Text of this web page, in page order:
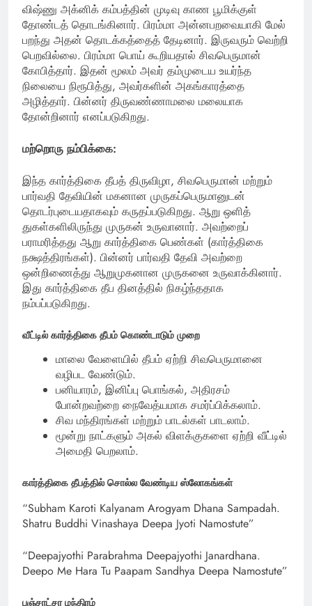
விஷ்ணு அக்னிக் கம்பத்தின் முடிவு காண பூமிக்குள்
தோண்டத் தொடங்கினார். பிரம்மா அன்னபறவையாகி மேல்
பறந்து அதன் தொடக்கத்தைத் தேடினார். இருவரும் வெற்றி
பெறவில்லை. பிரம்மா பொய் கூறியதால் சிவபெருமான்
கோபித்தார். இதன் மூலம் அவர் தம்முடைய உயர்ந்த
நிலையை நிரூபித்து, அவர்களின் அகங்காரத்தை
அழித்தார். பின்னர் திருவண்ணாமலை மலையாக
தோன்றினார் எனப்படுகிறது.
மற்றொரு நம்பிக்கை:
இந்த கார்த்திகை தீபத் திருவிழா, சிவபெருமான் மற்றும்
பார்வதி தேவியின் மகனான முருகப்பெருமானுடன்
தொடர்புடையதாகவும் கருதப்படுகிறது. ஆறு ஒளித்
துகள்களிலிருந்து முருகன் உருவானார். அவற்றைப்
பராமரித்தது ஆறு கார்த்திகை பெண்கள் (கார்த்திகை
நக்ஷத்திரங்கள்). பின்னர் பார்வதி தேவி அவற்றை
ஒன்றிணைத்து ஆறுமுகனான முருகனை உருவாக்கினார்.
இது கார்த்திகை தீப தினத்தில் நிகழ்ந்ததாக
நம்பப்படுகிறது.
வீட்டில் கார்த்திகை தீபம் கொண்டாடும் முறை
மாலை வேளையில் தீபம் ஏற்றி சிவபெருமானை
வழிபட வேண்டும்.
பனியாரம், இனிப்பு பொங்கல், அதிரசம்
போன்றவற்றை நைவேத்யமாக சமர்ப்பிக்கலாம்.
சிவ மந்திரங்கள் மற்றும் பாடல்கள் பாடலாம்.
மூன்று நாட்களும் அகல் விளக்குகளை ஏற்றி வீட்டில்
அமைதி பெறலாம்.
கார்த்திகை தீபத்தில் சொல்ல வேண்டிய ஸ்லோகங்கள்
“Subham Karoti Kalyanam Arogyam Dhana Sampadah.
Shatru Buddhi Vinashaya Deepa Jyoti Namostute”
“Deepajyothi Parabrahma Deepajyothi Janardhana.
Deepo Me Hara Tu Paapam Sandhya Deepa Namostute”
பஞ்சாட்சர மந்திரம்